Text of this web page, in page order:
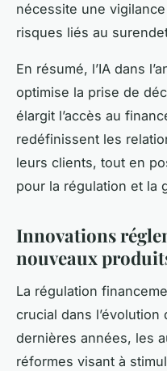
nécessite une
risques liés au
En résumé, l’IA dans
optimise la prise de
élargit l’accès au
redéfinissent les
leurs clients, tout en
pour la régulation et la
Innovations
nouveaux
La régulation
crucial dans
dernières années, les
réformes visant à